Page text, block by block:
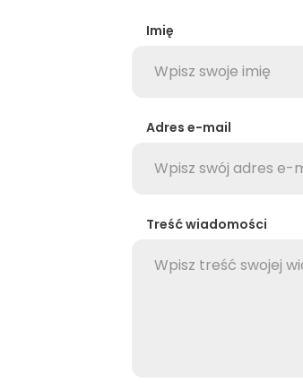
Imię
Adres e-mail
Treść wiadomości